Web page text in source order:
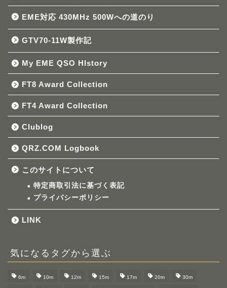
EME対応 430MHz 500Wへの道のり
GTV70-11W製作記
My EME QSO HIstory
FT8 Award Collection
FT4 Award Collection
Clublog
QRZ.COM Logbook
このサイトについて
特定商取引法に基づく表記
プライバシーポリシー
LINK
気になるタグから選ぶ
6m 10m 12m 15m 17m 20m 30m